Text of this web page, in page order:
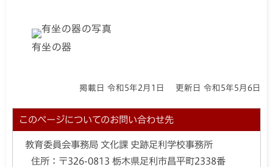
有坐の器
掲載日 令和5年2月1日 更新日 令和5年5月6日
このページについてのお問い合わせ先
教育委員会事務局 文化課 史跡足利学校事務所
住所： 〒326-0813 栃木県足利市昌平町2338番